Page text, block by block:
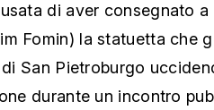
di aver consegnato
Fomin) la statuetta che
San Pietroburgo
durante un incontro